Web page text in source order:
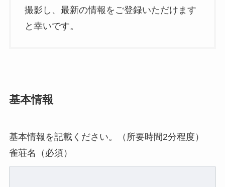
撮影し、最新の情報をご登録いただけます
と幸いです。
基本情報
基本情報を記載ください。（所要時間2分程度）
雀荘名（必須）